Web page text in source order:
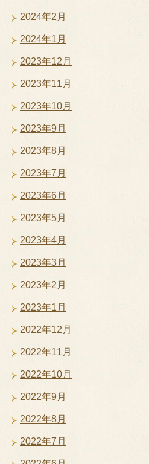
2024年2月
2024年1月
2023年12月
2023年11月
2023年10月
2023年9月
2023年8月
2023年7月
2023年6月
2023年5月
2023年4月
2023年3月
2023年2月
2023年1月
2022年12月
2022年11月
2022年10月
2022年9月
2022年8月
2022年7月